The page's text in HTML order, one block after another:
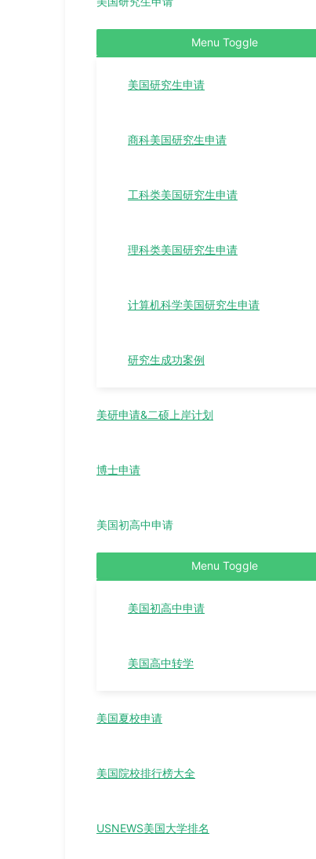
Menu Toggle
美国研究生申请
商科美国研究生申请
工科类美国研究生申请
理科类美国研究生申请
计算机科学美国研究生申请
研究生成功案例
美研申请&二硕上岸计划
博士申请
美国初高中申请
Menu Toggle
美国初高中申请
美国高中转学
美国夏校申请
美国院校排行榜大全
USNEWS美国大学排名